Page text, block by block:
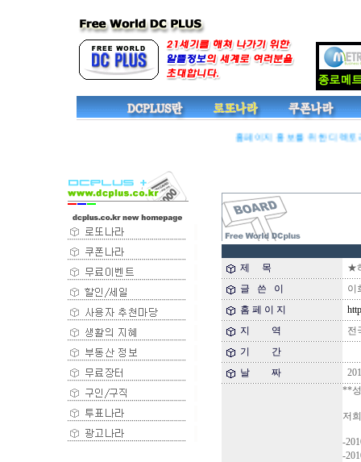
홈페이지 홍보를 위한 디렉토
제 목
★
글 쓴 이
이
홈 페 이 지
지 역
전
기 간
날 짜
**
저
-
-